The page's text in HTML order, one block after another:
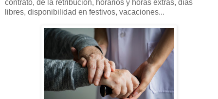
contrato, de la retribución, horarios y horas extras, días
libres, disponibilidad en festivos, vacaciones...